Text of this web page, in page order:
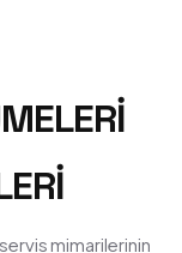
mimarilerinin